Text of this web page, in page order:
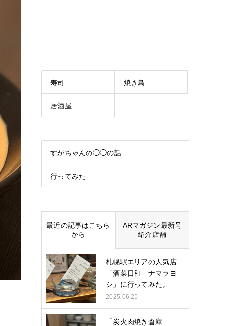
寿司 焼き鳥
居酒屋
すがちゃんの◯◯の話
行ってみた
最近の記事はこちら
から
ARマガジン最新号
紹介店舗
札幌駅エリアの人気店
「酒菜日和 ナマラヨ
シ」に行ってみた。
2025.06.20
「炭火肉焼き倉庫